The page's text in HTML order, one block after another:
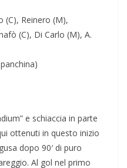
(C), Reinero (M),
(C), Di Carlo (M), A.
e schiaccia in parte
ottenuti in questo inizio
dopo 90′ di puro
Al gol nel primo